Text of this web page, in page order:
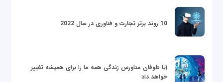
10 روند برتر تجارت و فناوری در سال 2022
آیا طوفان متاورس زندگی همه ما را برای همیشه تغییر
خواهد داد